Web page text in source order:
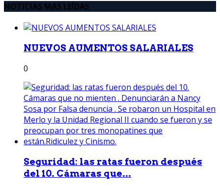
NOTICIAS MAS LEÍDAS
NUEVOS AUMENTOS SALARIALES
0
Seguridad: las ratas fueron después
del 10. Cámaras que...